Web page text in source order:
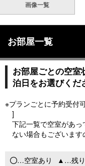
画像一覧
お部屋一覧
お部屋ごとの空室
泊日をお選びくだ
※プランごとに予約受付
]
下記一覧で空室があ
ない場合もございま
…空室あり …残